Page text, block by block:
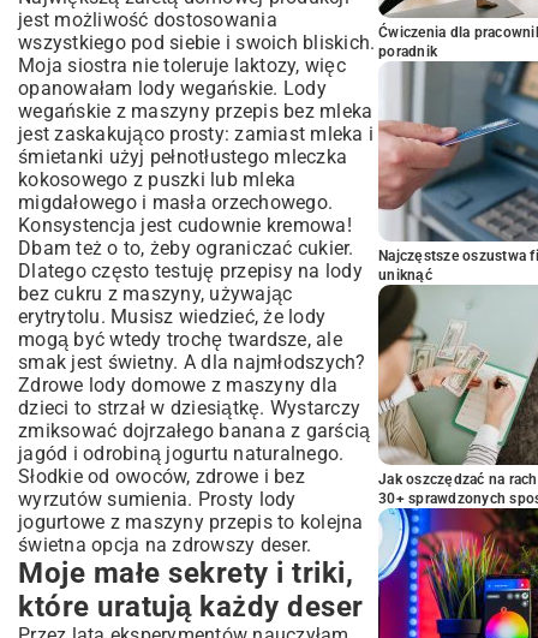
jest możliwość dostosowania
wszystkiego pod siebie i swoich bliskich.
Moja siostra nie toleruje laktozy, więc
opanowałam lody wegańskie. Lody
wegańskie z maszyny przepis bez mleka
jest zaskakująco prosty: zamiast mleka i
śmietanki użyj pełnotłustego mleczka
kokosowego z puszki lub mleka
migdałowego i masła orzechowego.
Konsystencja jest cudownie kremowa!
Dbam też o to, żeby ograniczać cukier.
Dlatego często testuję przepisy na lody
bez cukru z maszyny, używając
erytrytolu. Musisz wiedzieć, że lody
mogą być wtedy trochę twardsze, ale
smak jest świetny. A dla najmłodszych?
Zdrowe lody domowe z maszyny dla
dzieci to strzał w dziesiątkę. Wystarczy
zmiksować dojrzałego banana z garścią
jagód i odrobiną jogurtu naturalnego.
Słodkie od owoców, zdrowe i bez
wyrzutów sumienia. Prosty lody
jogurtowe z maszyny przepis to kolejna
świetna opcja na zdrowszy deser.
Moje małe sekrety i triki,
które uratują każdy deser
Ćwiczenia dla
poradnik
Najczęstsze oszustwa
uniknąć
Jak oszczędzać na
30+ sprawdzonych